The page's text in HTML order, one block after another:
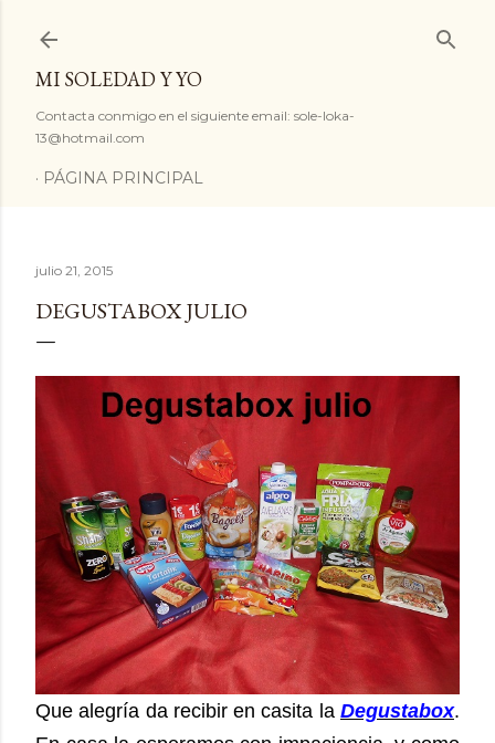
MI SOLEDAD Y YO
Contacta conmigo en el siguiente email: sole-loka-
13@hotmail.com
PÁGINA PRINCIPAL
julio 21, 2015
DEGUSTABOX JULIO
Que alegría da recibir en casita la Degustabox.